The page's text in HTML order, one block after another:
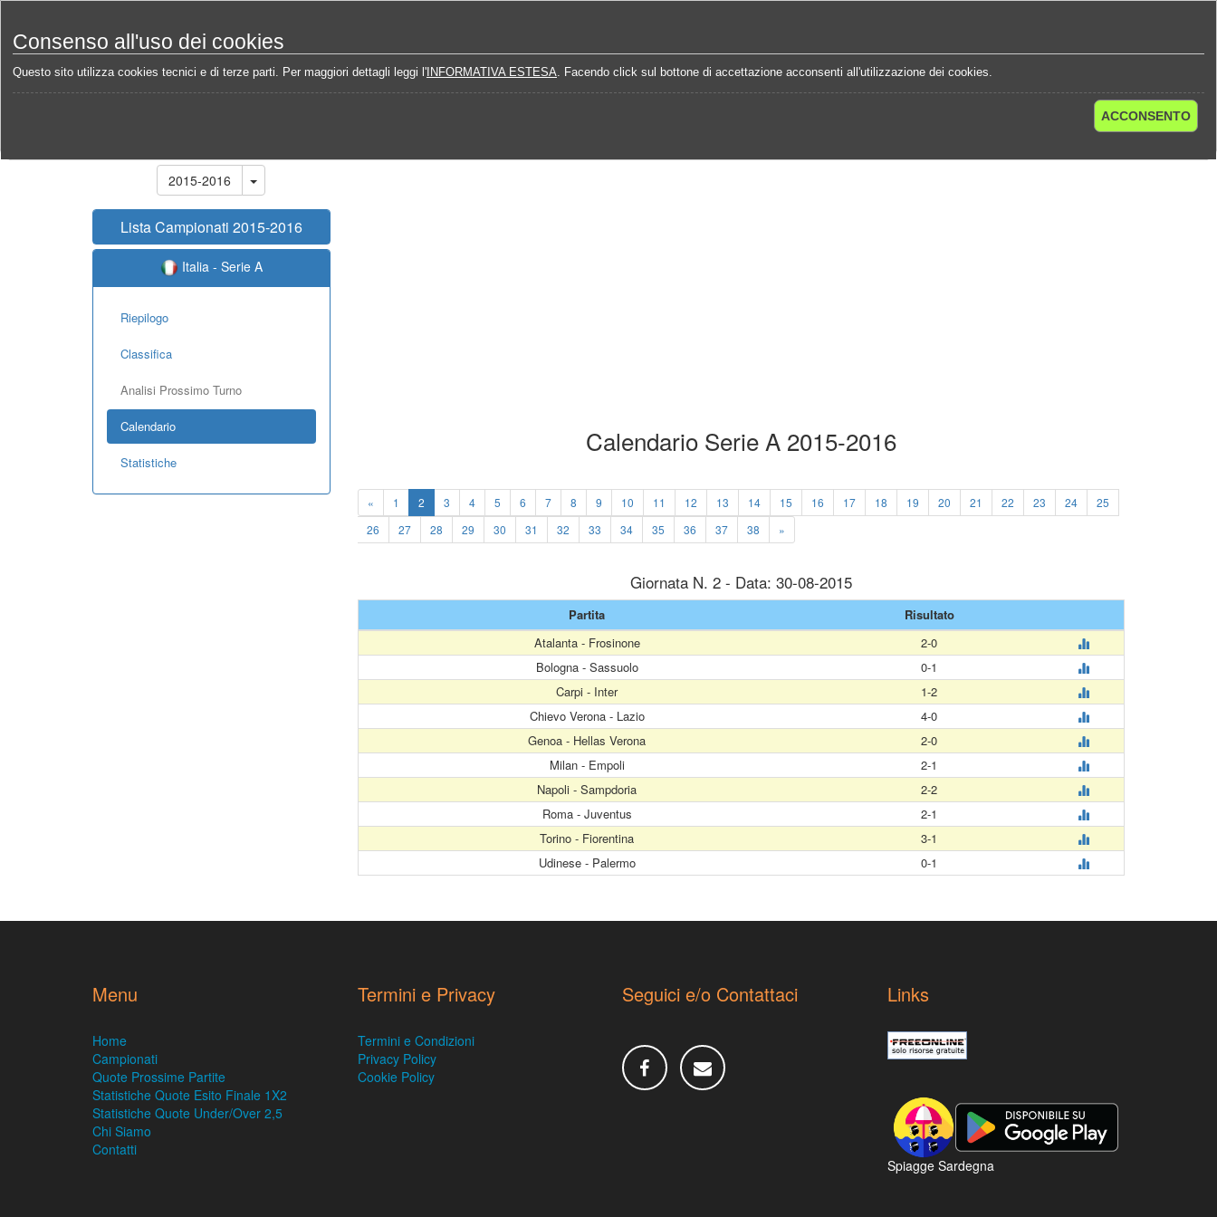
Consenso all'uso dei cookies
Questo sito utilizza cookies tecnici e di terze parti. Per maggiori dettagli leggi l' INFORMATIVA ESTESA. Facendo click sul bottone di accettazione acconsenti all'utilizzazione dei cookies.
ACCONSENTO
Home Campionati Italia - Serie A 2015-2016 Calendario
2015-2016
Lista Campionati 2015-2016
Italia - Serie A
Riepilogo
Classifica
Analisi Prossimo Turno
Calendario
Statistiche
Calendario Serie A 2015-2016
« 1 2 3 4 5 6 7 8 9 10 11 12 13 14 15 16 17 18 19 20 21 22 23 24
25
26
27 28 29 30 31 32 33 34 35 36 37 38 »
Giornata N. 2 - Data: 30-08-2015
Partita
Risultato
Atalanta - Frosinone
2-0
Bologna - Sassuolo
0-1
Carpi - Inter
1-2
Chievo Verona - Lazio
4-0
Genoa - Hellas Verona
2-0
Milan - Empoli
2-1
Napoli - Sampdoria
2-2
Roma - Juventus
2-1
Torino - Fiorentina
3-1
Udinese - Palermo
0-1
Menu
Home
Campionati
Quote Prossime Partite
Statistiche Quote Esito Finale 1X2
Statistiche Quote Under/Over 2,5
Chi Siamo
Contatti
Termini e Privacy
Termini e Condizioni
Privacy Policy
Cookie Policy
Seguici e/o Contattaci Links
Spiagge Sardegna